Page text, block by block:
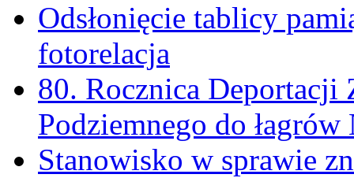
Odsłonięcie tablicy
fotorelacja
80. Rocznica Deportacji
Podziemnego do
Stanowisko w sprawie